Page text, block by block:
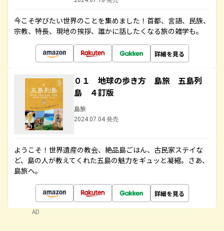
今こそ学びたい世界のことを集めました！首都、言語、民族、
宗教、特長、現地の挨拶、誰かに話したくなる旅の雑学も。
詳細を見る
０１ 地球の歩き方 島旅 五島列
島 ４訂版
島旅
2024.07.04 発売
ようこそ！世界遺産の教会、絶品島ごはん、古民家ステイな
ど、島の人が教えてくれた五島の魅力をギュッと凝縮。さあ、
島旅へ。
詳細を見る
AD